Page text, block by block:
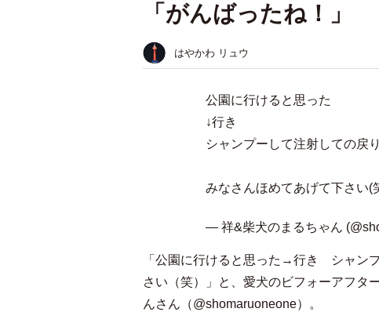
「がんばったね！」
はやかわ リュウ
公園に行けると思った
↓行き
シャンプーして注射しての戻
みなさんほめてあげて下さい(
— 祥&柴犬のまるちゃん
「公園に行けると思った→行き シャン
さい（笑）」と、愛犬のビフォーアフタ
んさん（@shomaruoneone）。